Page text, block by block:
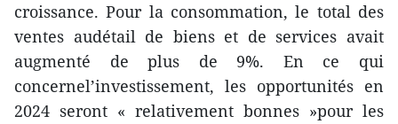
croissance. Pour la consommation, le total des
ventes audétail de biens et de services avait
augmenté de plus de 9%. En ce qui
concernel’investissement, les opportunités en
2024 seront « relativement bonnes »pour les